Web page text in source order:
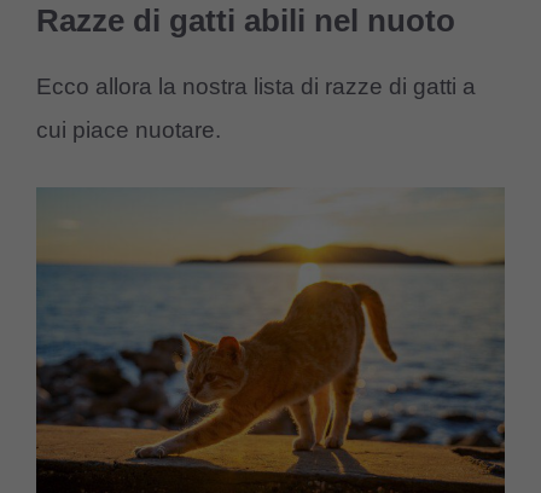
Razze di gatti abili nel nuoto
Ecco allora la nostra lista di razze di gatti a
cui piace nuotare.